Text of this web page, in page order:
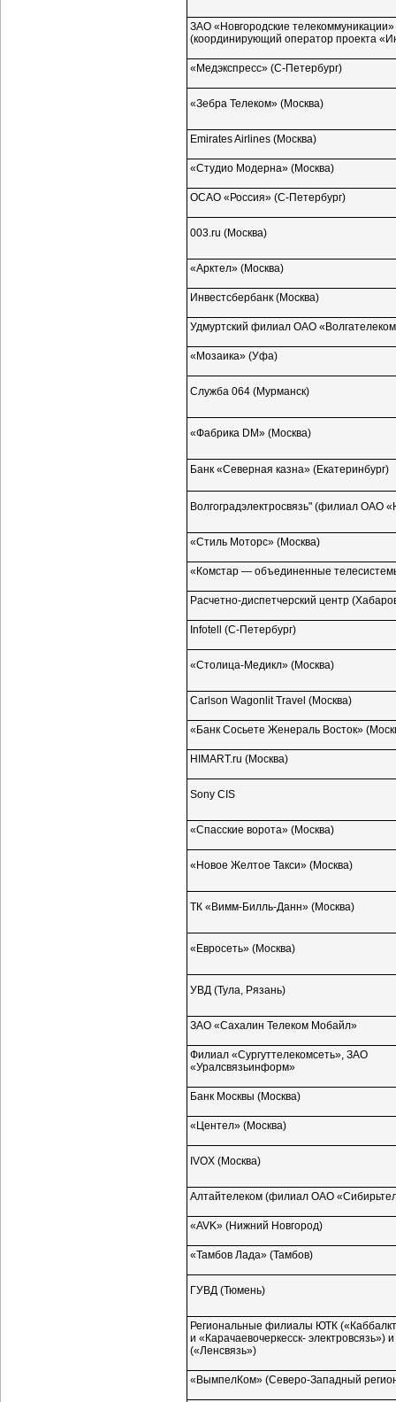
ЗАО «Новгородские телекоммуникации»
(координирующий оператор проекта
«Медэкспресс» (С-Петербург)
«Зебра Телеком» (Москва)
Emirates Airlines (Москва)
«Студио Модерна» (Москва)
ОСАО «Россия» (С-Петербург)
003.ru (Москва)
«Арктел» (Москва)
Инвестсбербанк (Москва)
Удмуртский филиал ОАО
«Мозаика» (Уфа)
Служба 064 (Мурманск)
«Фабрика DM» (Москва)
Банк «Северная казна» (Екатеринбург)
Волгоградэлектросвязь" (филиал ОАО
«Стиль Моторс» (Москва)
«Комстар — объединенные
Расчетно-диспетчерский центр
Infotell (С-Петербург)
«Столица-Медикл» (Москва)
Carlson Wagonlit Travel (Москва)
«Банк Сосьете Женераль Восток»
HIMART.ru (Москва)
Sony CIS
«Спасские ворота» (Москва)
«Новое Желтое Такси» (Москва)
ТК «Вимм-Билль-Данн» (Москва)
«Евросеть» (Москва)
УВД (Тула, Рязань)
ЗАО «Сахалин Телеком Мобайл»
Филиал «Сургуттелекомсеть», ЗАО
«Уралсвязьинформ»
Банк Москвы (Москва)
«Центел» (Москва)
IVOX (Москва)
Алтайтелеком (филиал ОАО
«AVK» (Нижний Новгород)
«Тамбов Лада» (Тамбов)
ГУВД (Тюмень)
Региональные филиалы ЮТК
и «Карачаевочеркесск- электровсязь»)
(«Ленсвязь»)
«ВымпелКом» (Северо-Западный